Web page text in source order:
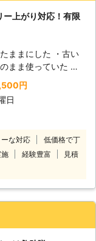
ているため、車のバ
。地域密着型でお近
対応していますの
さい。 車のバ
ンジンがかからない
困ってしまいますよ
れば、お客様の元に
をかけるお手伝いを
ださい。
ー上がり対応！有限
ままにした ・古い
まま使っていた ・
いなかった この
のバッテリー上がり
いです。群馬県前橋
ッテリー上がりが起
ン始動をおこないま
な時には私たち有限
駆けつけ、エンジン
円
日
な対応
低価格で丁
経験豊富
見積